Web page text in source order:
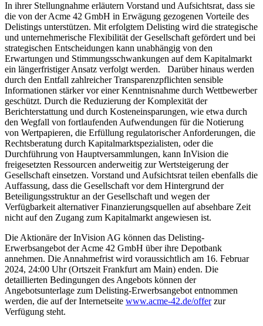
In ihrer Stellungnahme erläutern Vorstand und Aufsichtsrat, dass sie
die von der Acme 42 GmbH in Erwägung gezogenen Vorteile des
Delistings unterstützen. Mit erfolgtem Delisting wird die strategische
und unternehmerische Flexibilität der Gesellschaft gefördert und bei
strategischen Entscheidungen kann unabhängig von den
Erwartungen und Stimmungsschwankungen auf dem Kapitalmarkt
ein längerfristiger Ansatz verfolgt werden. Darüber hinaus werden
durch den Entfall zahlreicher Transparenzpflichten sensible
Informationen stärker vor einer Kenntnisnahme durch Wettbewerber
geschützt. Durch die Reduzierung der Komplexität der
Berichterstattung und durch Kosteneinsparungen, wie etwa durch
den Wegfall von fortlaufenden Aufwendungen für die Notierung
von Wertpapieren, die Erfüllung regulatorischer Anforderungen, die
Rechtsberatung durch Kapitalmarktspezialisten, oder die
Durchführung von Hauptversammlungen, kann InVision die
freigesetzten Ressourcen anderweitig zur Wertsteigerung der
Gesellschaft einsetzen. Vorstand und Aufsichtsrat teilen ebenfalls die
Auffassung, dass die Gesellschaft vor dem Hintergrund der
Beteiligungsstruktur an der Gesellschaft und wegen der
Verfügbarkeit alternativer Finanzierungsquellen auf absehbare Zeit
nicht auf den Zugang zum Kapitalmarkt angewiesen ist.
Die Aktionäre der InVision AG können das Delisting-
Erwerbsangebot der Acme 42 GmbH über ihre Depotbank
annehmen. Die Annahmefrist wird voraussichtlich am 16. Februar
2024, 24:00 Uhr (Ortszeit Frankfurt am Main) enden. Die
detaillierten Bedingungen des Angebots können der
Angebotsunterlage zum Delisting-Erwerbsangebot entnommen
werden, die auf der Internetseite www.acme-42.de/offerzur
Verfügung steht.